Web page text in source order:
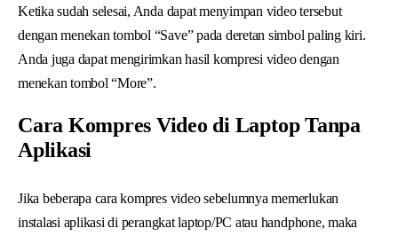
Ketika sudah selesai, Anda dapat menyimpan video tersebut
dengan menekan tombol “Save” pada deretan simbol paling kiri.
Anda juga dapat mengirimkan hasil kompresi video dengan
menekan tombol “More”.
Cara Kompres Video di Laptop Tanpa
Aplikasi
Jika beberapa cara kompres video sebelumnya memerlukan
instalasi aplikasi di perangkat laptop/PC atau handphone, maka